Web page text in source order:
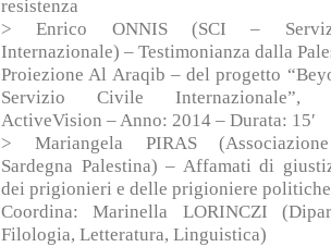
resistenza
> Enrico ONNIS (SCI –
Internazionale) – Testimonianza dalla
Proiezione Al Araqib – del progetto
Servizio Civile Internazionale”,
ActiveVision – Anno: 2014 – Durata: 15′
> Mariangela PIRAS
Sardegna Palestina) – Affamati di
dei prigionieri e delle prigioniere politiche
Coordina: Marinella LORINCZI
Filologia, Letteratura, Linguistica)